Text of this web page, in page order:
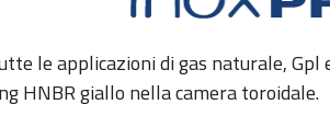
le applicazioni di gas naturale, Gpl
HNBR giallo nella camera toroidale.